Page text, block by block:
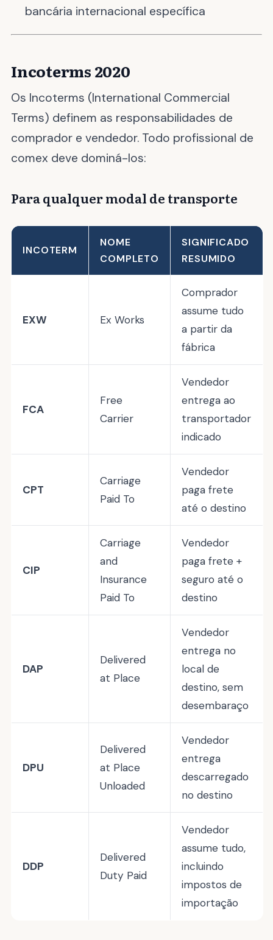
bancária internacional específica
Incoterms 2020
Os Incoterms (International Commercial
Terms) definem as responsabilidades de
comprador e vendedor. Todo profissional de
comex deve dominá-los:
Para qualquer modal de transporte
INCOTERM
NOME
COMPLETO
SIGNIFICADO
RESUMIDO
EXW Ex Works
Comprador
assume tudo
a partir da
fábrica
FCA
Free
Carrier
Vendedor
entrega ao
transportador
indicado
CPT
Carriage
Paid To
Vendedor
paga frete
até o destino
CIP
Carriage
and
Insurance
Paid To
Vendedor
paga frete +
seguro até o
destino
DAP
Delivered
at Place
Vendedor
entrega no
local de
destino, sem
desembaraço
DPU
Delivered
at Place
Unloaded
Vendedor
entrega
descarregado
no destino
DDP
Delivered
Duty Paid
Vendedor
assume tudo,
incluindo
impostos de
importação